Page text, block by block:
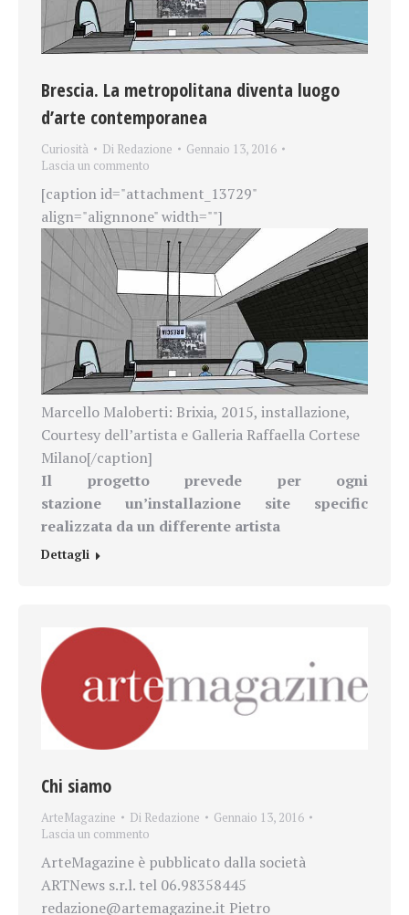
Brescia. La metropolitana diventa luogo
d’arte contemporanea
Curiosità Di Redazione
Gennaio 13, 2016
Lascia un commento
[caption id="attachment_13729"
align="alignnone" width=""]
Marcello Maloberti: Brixia, 2015, installazione,
Courtesy dell’artista e Galleria Raffaella Cortese
Milano[/caption]
Il progetto prevede per ogni
stazione un’installazione site specific
realizzata da un differente artista
Dettagli
Chi siamo
ArteMagazine Di Redazione
Gennaio 13, 2016
Lascia un commento
ArteMagazine è pubblicato dalla società
ARTNews s.r.l. tel 06.98358445
redazione@artemagazine.it Pietro